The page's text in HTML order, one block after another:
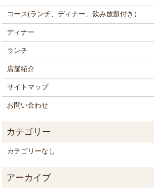
コース(ランチ、ディナー、飲み放題付き）
ディナー
ランチ
店舗紹介
サイトマップ
お問い合わせ
カテゴリーなし